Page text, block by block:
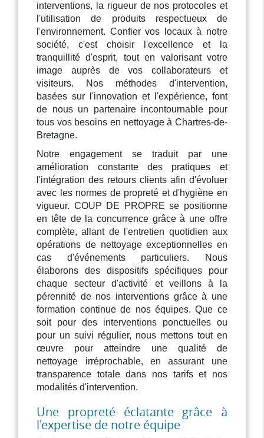
interventions, la rigueur de nos protocoles et
l'utilisation de produits respectueux de
l'environnement. Confier vos locaux à notre
société, c'est choisir l'excellence et la
tranquillité d'esprit, tout en valorisant votre
image auprès de vos collaborateurs et
visiteurs. Nos méthodes d'intervention,
basées sur l'innovation et l'expérience, font
de nous un partenaire incontournable pour
tous vos besoins en nettoyage à Chartres-de-
Bretagne.
Notre engagement se traduit par une
amélioration constante des pratiques et
l'intégration des retours clients afin d'évoluer
avec les normes de propreté et d'hygiène en
vigueur. COUP DE PROPRE se positionne
en tête de la concurrence grâce à une offre
complète, allant de l'entretien quotidien aux
opérations de nettoyage exceptionnelles en
cas d'événements particuliers. Nous
élaborons des dispositifs spécifiques pour
chaque secteur d'activité et veillons à la
pérennité de nos interventions grâce à une
formation continue de nos équipes. Que ce
soit pour des interventions ponctuelles ou
pour un suivi régulier, nous mettons tout en
œuvre pour atteindre une qualité de
nettoyage irréprochable, en assurant une
transparence totale dans nos tarifs et nos
modalités d'intervention.
Une propreté éclatante grâce à
l'expertise de notre équipe